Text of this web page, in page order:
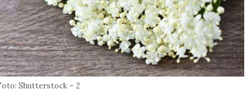
Shutterstock – 2